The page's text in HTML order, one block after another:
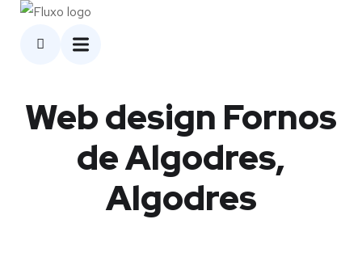
Web design Fornos
de Algodres,
Algodres